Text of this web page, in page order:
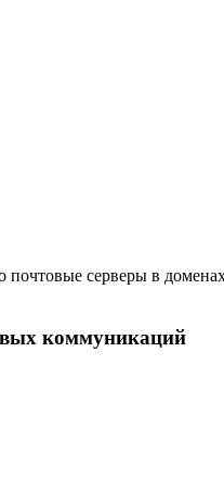
почтовые серверы в
коммуникаций